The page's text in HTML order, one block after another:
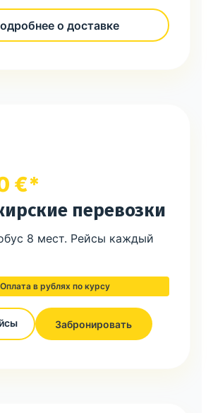
о доставке
€*
перевозки
8 мест. Рейсы каждый
Оплата в рублях по курсу
Забронировать